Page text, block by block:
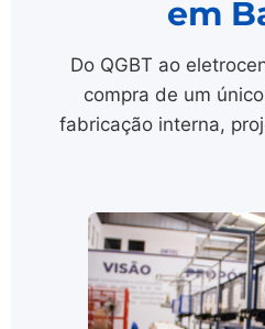
em
Do QGBT ao
compra de um
fabricação interna,